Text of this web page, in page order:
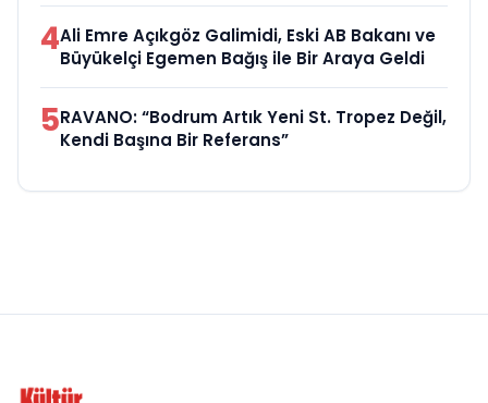
4Ali Emre Açıkgöz Galimidi, Eski AB Bakanı ve
Büyükelçi Egemen Bağış ile Bir Araya Geldi
5RAVANO: “Bodrum Artık Yeni St. Tropez Değil,
Kendi Başına Bir Referans”